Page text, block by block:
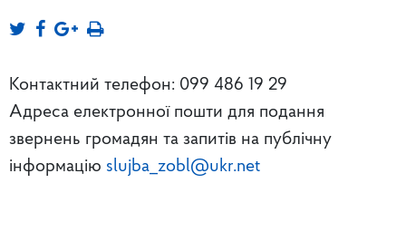
Контактний телефон: 099 486 19 29
Адреса електронної пошти для подання
звернень громадян та запитів на публічну
інформацію slujba_zobl@ukr.net